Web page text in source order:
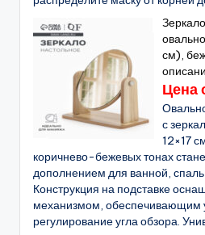
см),
Цена
с
12×17
коричнево-бежевых тонах
дополнением для ванной,
Конструкция на подставке
механизмом, обеспечивающим
регулирование угла обзора.